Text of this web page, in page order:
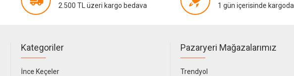
2.500 TL üzeri kargo bedava 1 gün içerisinde kargoda
Kategoriler
İnce Keçeler
Pazaryeri Mağazalarımız
Trendyol